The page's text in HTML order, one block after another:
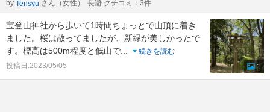
by Tensyu さん（女性） 長瀞 クチコミ：3件
宝登山神社から歩いて1時間ちょっとで山頂に着き
ました。桜は散ってましたが、新緑が美しかったで
す。標高は500m程度と低山で...
続きを読む
投稿日:2023/05/05
1